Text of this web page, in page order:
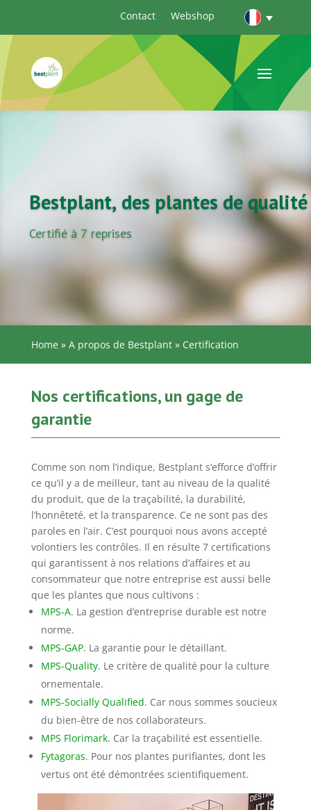
Contact Webshop
Bestplant, des plantes de
Certifié à 7 reprises
Home » A propos de Bestplant» Certification
Nos certifications, un gage de
garantie
Comme son nom l’indique, Bestplant s’efforce d’offrir
ce qu’il y a de meilleur, tant au niveau de la qualité
du produit, que de la traçabilité, la durabilité,
l’honnêteté, et la transparence. Ce ne sont pas des
paroles en l’air. C’est pourquoi nous avons accepté
volontiers les contrôles. Il en résulte 7 certifications
qui garantissent à nos relations d’affaires et au
consommateur que notre entreprise est aussi belle
que les plantes que nous cultivons :
MPS-A. La gestion d’entreprise durable est notre
norme.
MPS-GAP. La garantie pour le détaillant.
MPS-Quality. Le critère de qualité pour la culture
ornementale.
MPS-Socially Qualified. Car nous sommes soucieux
du bien-être de nos collaborateurs.
MPS Florimark. Car la traçabilité est essentielle.
Fytagoras. Pour nos plantes purifiantes, dont les
vertus ont été démontrées scientifiquement.